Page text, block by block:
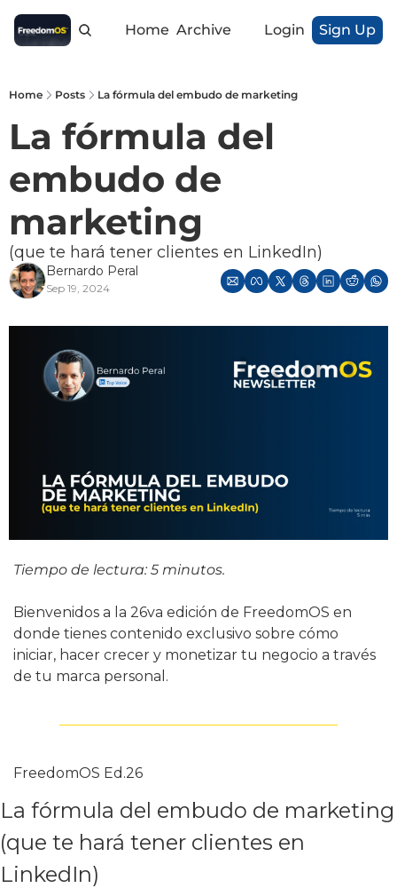
Home Archive Login Sign Up
Home Posts La fórmula del embudo de marketing
La fórmula del
embudo de
marketing
(que te hará tener clientes en LinkedIn)
Bernardo Peral
Sep 19, 2024
Tiempo de lectura: 5 minutos.
Bienvenidos a la 26va edición de FreedomOS en
donde tienes contenido exclusivo sobre cómo
iniciar, hacer crecer y monetizar tu negocio a través
de tu marca personal.
FreedomOS Ed.26
La fórmula del embudo de marketing
(que te hará tener clientes en
LinkedIn)